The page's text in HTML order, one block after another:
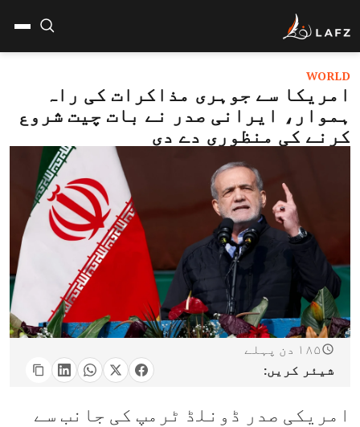
WORLD
امریکا سے جوہری مذاکرات کی راہ
ہموار، ایرانی صدر نے بات چیت شروع
کرنے کی منظوری دے دی
۱۸۵ دن پہلے
شیئر کریں:
امریکی صدر ڈونلڈ ٹرمپ کی جانب سے